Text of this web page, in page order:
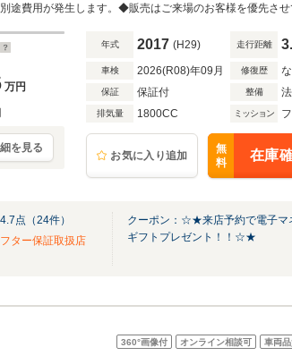
/クリアランスソナー/オートハイ
万円
を見る
年式 2017 (H29) 走行距離
車検 2026(R08)年09月 修復歴
保証 保証付 整備
排気量 1800CC ミッション
お気に入り追加
無
料
在庫
4.7点（24件）
ター保証取扱店
クーポン：☆★来店予約で電子マ
ギフトプレゼント！！☆★
360°画像付 オンライン相談可 車両